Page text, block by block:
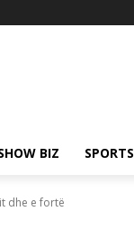
BIZ SPORTS
dhe e fortë